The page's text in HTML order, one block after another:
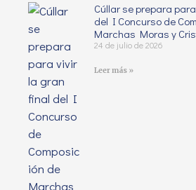
Cúllar se prepara
del I Concurso de
Marchas Moras y
24 de julio de 2026
Leer más »